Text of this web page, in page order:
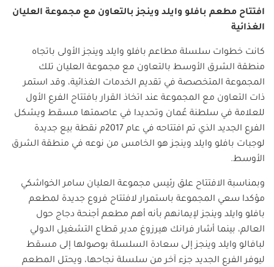
افتتاح مطعم بافلو وايلد وينجز بالتعاون مع مجموعة العليان
الغذائية
كانت خطوات سلسلة مطاعم بافلو وايلد وينجز الأولى باتجاه
منطقة الشرق الأوسط بالتعاون مع مجموعة العليان تلك
المجموعة المتخصصة في تقديم الخدمات الغذائية، وقد استمر
ذات التعاون مع المجموعة عند اتخاذ القرار بافتتاح الفرع الأول
للعلامة في سلطنة عُمان وتحديدا في عاصمتها مسقط ويشكل
الفرع الجديد الذي تم افتتاحه في عام 2017م نقطة بيع جديدة
لوجبات بافلو وايلد وينجز هو الخامس من نوعه في منطقة الشرق
الأوسط.
وبمناسبة الافتتاح علق رئيس مجموعة العليان سامر الخواشكي
مؤكدا سعي المجموعة باستمرار لافتتاح فروع جديدة لمطعم
بافلو وايلد وينجز لإيمانهم بأنه أهم مطعم أجنحة دجاج حول
العالم، بينما أشار فرانك هيرزوغ مدير قطاع التشغيل الدولي
لبافالو وايلد وينجز إلى سعادة السلسلة بوصولها إلى مسقط
ليوفر الفرع الجديد جزء آخر من سلسلة نجاحها، ويحتل المطعم